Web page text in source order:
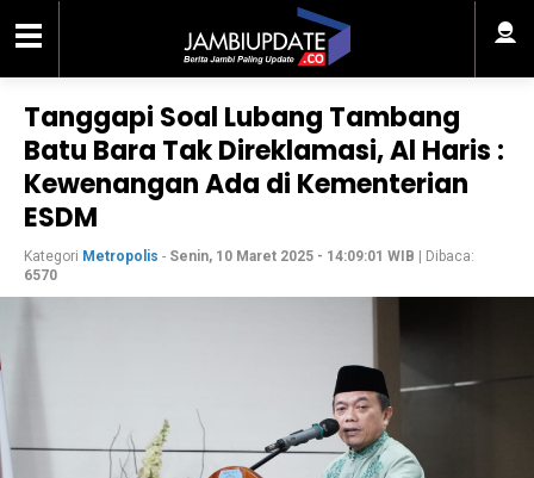
Tanggapi Soal Lubang Tambang
Batu Bara Tak Direklamasi, Al Haris :
Kewenangan Ada di Kementerian
ESDM
Kategori Metropolis - Senin, 10 Maret 2025 - 14:09:01 WIB | Dibaca:
6570